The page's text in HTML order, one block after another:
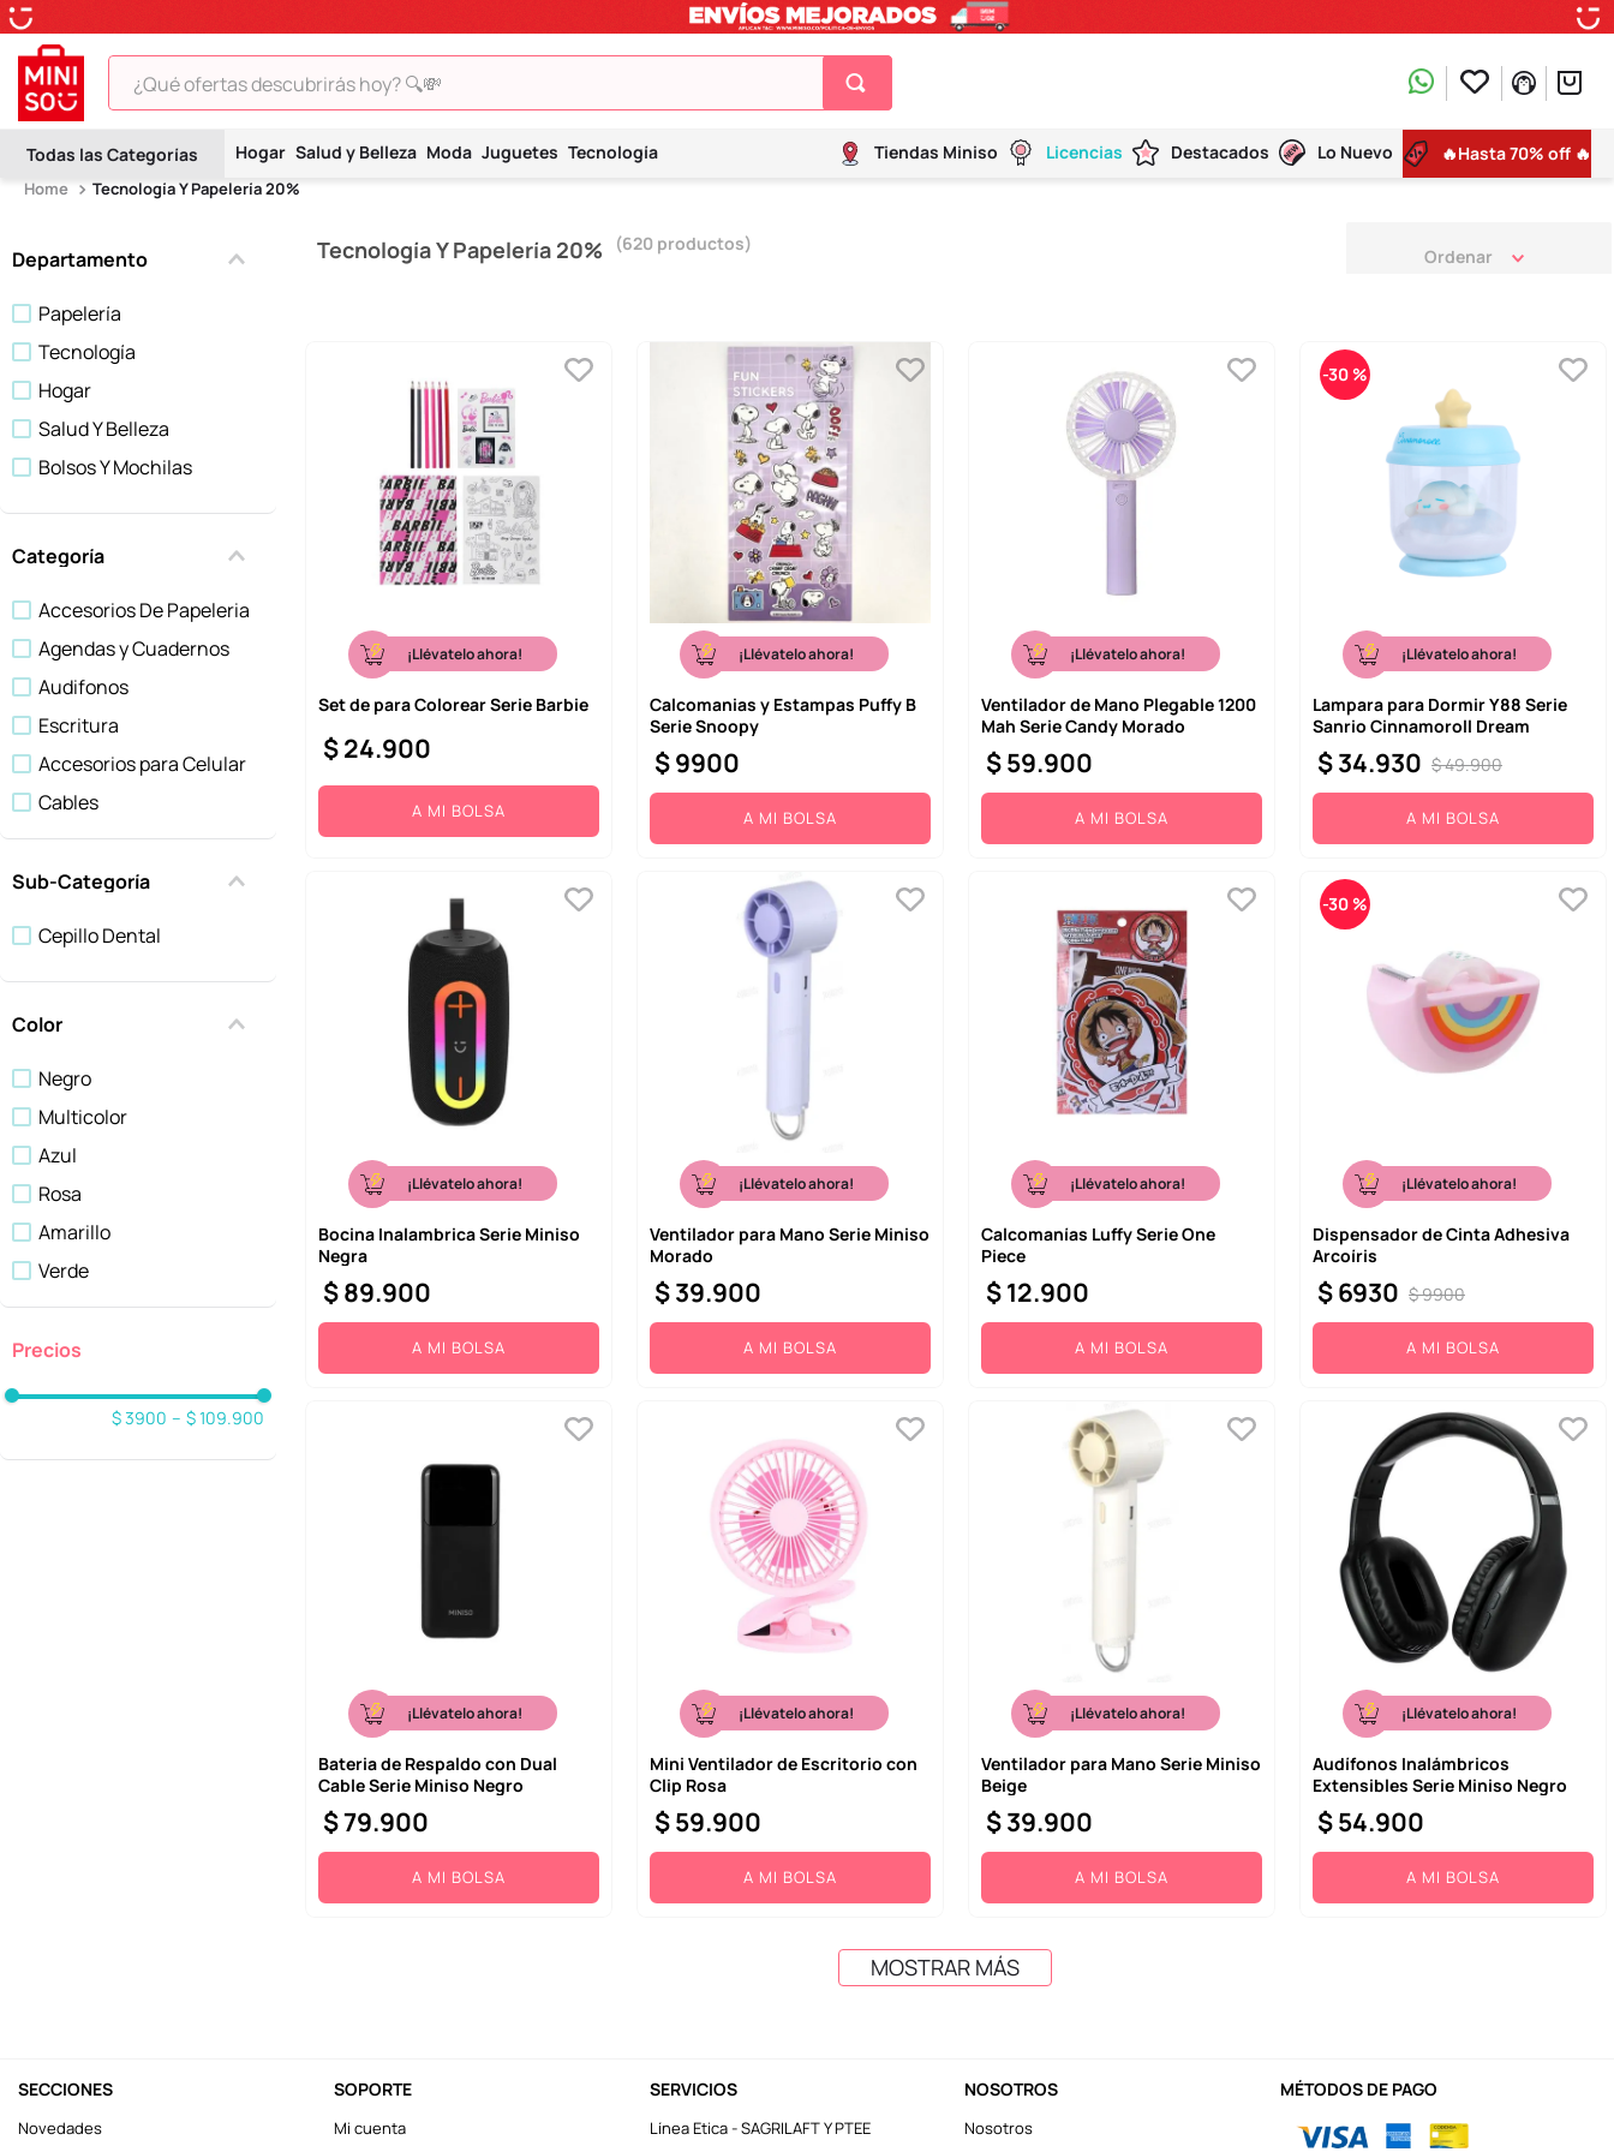
¿Qué ofertas descubrirás hoy? 🔍💸
Hogar Salud y Belleza Moda Juguetes Tecnología Tiendas Miniso Licencias Destacados Lo Nuevo 🔥Hasta 70% off 🔥
Tecnología Y Papelería 20%
Departamento
Papelería
Tecnología
Hogar
Salud Y Belleza
Bolsos Y Mochilas
Categoría
Accesorios De Papeleria
Agendas y Cuadernos
Audifonos
Escritura
Accesorios para Celular
Cables
Computo
Ventiladores
Gadgets
Sub-Categoría
Cepillo Dental
Color
Negro
Multicolor
Azul
Rosa
Amarillo
Verde
Blanco
Rojo
Plateado$ 3900 – $ 109.900
Tecnología Y Papelería 20% 620 productos
¡Llévatelo ahora!
Set de para Colorear Serie Barbie
$24.900
A MI BOLSA
¡Llévatelo ahora!
Calcomanias y Estampas Puffy B
Serie Snoopy
$9900
A MI BOLSA
¡Llévatelo ahora!
Ventilador de Mano Plegable 1200
Mah Serie Candy Morado
$59.900
A MI BOLSA
-30 %
¡Llévatelo ahora!
Lampara para Dormir Y88 Serie
Sanrio Cinnamoroll Dream
$49.900
$34.930
A MI BOLSA
¡Llévatelo ahora!
Bocina Inalambrica Serie Miniso
Negra
$89.900
A MI BOLSA
¡Llévatelo ahora!
Ventilador para Mano Serie Miniso
Morado
$39.900
A MI BOLSA
¡Llévatelo ahora!
Calcomanías Luffy Serie One
Piece
$12.900
A MI BOLSA
-30 %
¡Llévatelo ahora!
Dispensador de Cinta Adhesiva
Arcoíris
$9900
$6930
A MI BOLSA
¡Llévatelo ahora!
Bateria de Respaldo con Dual
Cable Serie Miniso Negro
$79.900
A MI BOLSA
¡Llévatelo ahora!
Mini Ventilador de Escritorio con
Clip Rosa
$59.900
A MI BOLSA
¡Llévatelo ahora!
Ventilador para Mano Serie Miniso
Beige
$39.900
A MI BOLSA
¡Llévatelo ahora!
Audífonos Inalámbricos
Extensibles Serie Miniso Negro
$54.900
A MI BOLSA
MOSTRAR MÁS
SECCIONES
Novedades
SOPORTE
Mi cuenta
SERVICIOS
Línea Etica - SAGRILAFT Y PTEE
NOSOTROS
Nosotros
MÉTODOS DE PAGO
TÉRMINOS MÁS BUSCADOS
snoopy
8
9.
one piece
llaveros